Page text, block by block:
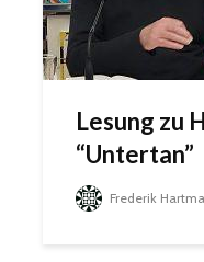
Lesung zu
“Untertan”
Frederik